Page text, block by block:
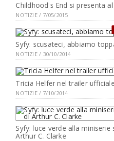
Childhood's End si presenta
NOTIZIE / 7/05/2015
Syfy: scusateci, abbiamo
NOTIZIE / 30/10/2014
Tricia Helfer nel trailer
NOTIZIE / 7/10/2014
Syfy: luce verde alla
Arthur C. Clarke